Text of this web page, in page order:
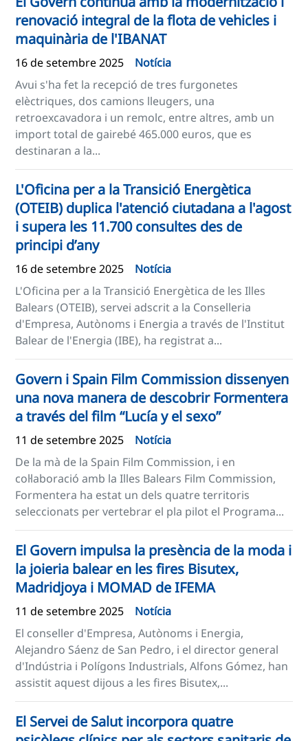
renovació integral de la flota de vehicles i
maquinària de l'IBANAT
16 de setembre 2025
Notícia
Avui s'ha fet la recepció de tres furgonetes
elèctriques, dos camions lleugers, una
retroexcavadora i un remolc, entre altres, amb un
import total de gairebé 465.000 euros, que es
destinaran a la...
L'Oficina per a la Transició Energètica
(OTEIB) duplica l'atenció ciutadana a l'agost
i supera les 11.700 consultes des de
principi d’any
16 de setembre 2025
Notícia
L'Oficina per a la Transició Energètica de les Illes
Balears (OTEIB), servei adscrit a la Conselleria
d'Empresa, Autònoms i Energia a través de l'Institut
Balear de l'Energia (IBE), ha registrat a...
Govern i Spain Film Commission dissenyen
una nova manera de descobrir Formentera
a través del film “Lucía y el sexo”
11 de setembre 2025
Notícia
De la mà de la Spain Film Commission, i en
col·laboració amb la Illes Balears Film Commission,
Formentera ha estat un dels quatre territoris
seleccionats per vertebrar el pla pilot el Programa...
El Govern impulsa la presència de la moda i
la joieria balear en les fires Bisutex,
Madridjoya i MOMAD de IFEMA
11 de setembre 2025
Notícia
El conseller d'Empresa, Autònoms i Energia,
Alejandro Sáenz de San Pedro, i el director general
d'Indústria i Polígons Industrials, Alfons Gómez, han
assistit aquest dijous a les fires Bisutex,...
El Servei de Salut incorpora quatre